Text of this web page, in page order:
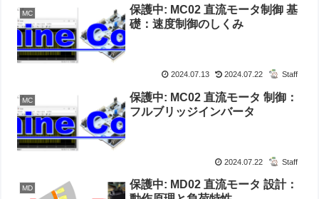
MC
保護中: MC02 直流モータ制御 基
礎：速度制御のしくみ
2024.07.13 2024.07.22 Staff
MC
保護中: MC02 直流モータ 制御：
フルブリッジインバータ
2024.07.22 Staff
MD
保護中: MD02 直流モータ 設計：